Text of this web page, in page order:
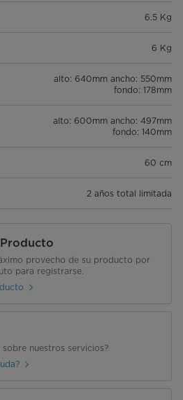
6.5 Kg
6 Kg
alto: 640mm ancho: 550mm
fondo: 178mm
alto: 600mm ancho: 497mm
fondo: 140mm
60 cm
2 años total limitada
provecho de su producto por
para registrarse.
sobre nuestros servicios?